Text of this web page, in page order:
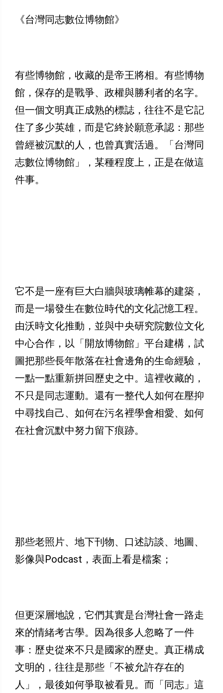
《台灣同志數位博物館》
有些博物館，收藏的是帝王將相。有些博物
館，保存的是戰爭、政權與勝利者的名字。
但一個文明真正成熟的標誌，往往不是它記
住了多少英雄，而是它終於願意承認：那些
曾經被沉默的人，也曾真實活過。「台灣同
志數位博物館」，某種程度上，正是在做這
件事。
它不是一座有巨大白牆與玻璃帷幕的建築，
而是一場發生在數位時代的文化記憶工程。
由沃時文化推動，並與中央研究院數位文化
中心合作，以「開放博物館」平台建構，試
圖把那些長年散落在社會邊角的生命經驗，
一點一點重新拼回歷史之中。這裡收藏的，
不只是同志運動。還有一整代人如何在壓抑
中尋找自己、如何在污名裡學會相愛、如何
在社會沉默中努力留下痕跡。
那些老照片、地下刊物、口述訪談、地圖、
影像與Podcast，表面上看是檔案；
但更深層地說，它們其實是台灣社會一路走
來的情緒考古學。因為很多人忽略了一件
事：歷史從來不只是國家的歷史。真正構成
文明的，往往是那些「不被允許存在的
人」，最後如何爭取被看見。而「同志」這